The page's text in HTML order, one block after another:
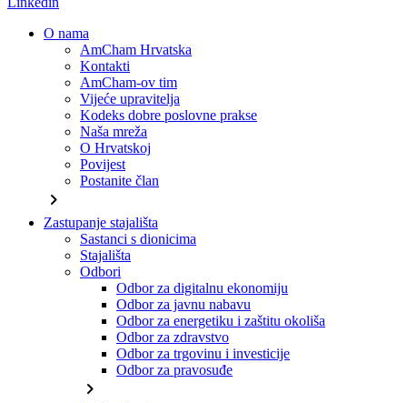
O nama
AmCham Hrvatska
Kontakti
AmCham-ov tim
Vijeće upravitelja
Kodeks dobre poslovne prakse
Naša mreža
O Hrvatskoj
Povijest
Postanite član
chevron_right
Zastupanje stajališta
Sastanci s dionicima
Stajališta
Odbori
Odbor za digitalnu ekonomiju
Odbor za javnu nabavu
Odbor za energetiku i zaštitu okoliša
Odbor za zdravstvo
Odbor za trgovinu i investicije
Odbor za pravosuđe
chevron_right